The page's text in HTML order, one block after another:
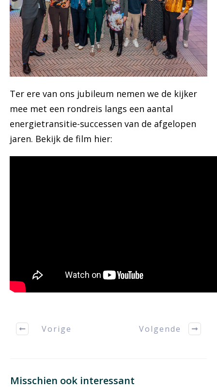
Ter ere van ons jubileum nemen we de kijker
mee met een rondreis langs een aantal
energietransitie-successen van de afgelopen
jaren. Bekijk de film hier:
Vorige Volgende
Misschien ook interessant